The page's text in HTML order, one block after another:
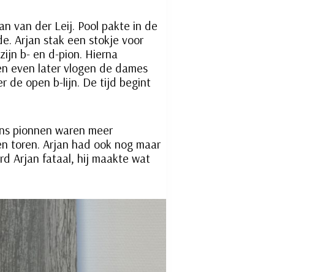
van der Leij. Pool pakte in de
Arjan stak een stokje voor
b- en d-pion. Hierna
even later vlogen de dames
de open b-lijn. De tijd begint
pionnen waren meer
toren. Arjan had ook nog maar
Arjan fataal, hij maakte wat